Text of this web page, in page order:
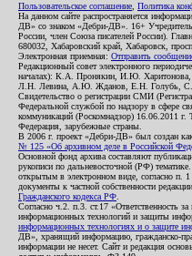
Пользовательское соглашение Политика
На данном сайте распространяется
ДВ» со знаком «Дебри-ДВ». 16+
России, член Союза писателей России).
680032, Хабаровский край, Хабаровск,
Электронная приемная: Отправить
Редакционный совет электронного
началах): К.А. Пронякин, И.Ю.
Л.Н. Левина, А.Ю. Жданов, Е.Н. Голубь,
Свидетельство о регистрации СМИ
Федеральной службой по надзору в сфере
коммуникаций (Роскомнадзор) 16.06.2011 г.
Федерация, зарубежные страны.
В 2006 г. проект «Дебри-ДВ» был создан
№ 125 «Об архивном деле в Российской
Основной фонд архива составляют
рукописи по дальневосточной (РФ)
открытым в электронном виде, согласно п.
документы к частной собственности
Гражданского кодекса РФ
Согласно ч.2. п.3. ст.17 «Ответственность
информационных технологий и защиты
информационных технологиях и о защите
ДВ», хранящий информацию, гражданско-
информации не несет. Сайт и редакция